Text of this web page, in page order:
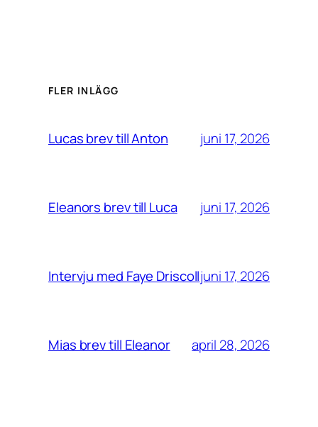
FLER INLÄGG
Lucas brev till Anton juni 17, 2026
Eleanors brev till Luca juni 17, 2026
Intervju med Faye Driscolljuni 17, 2026
Mias brev till Eleanor april 28, 2026